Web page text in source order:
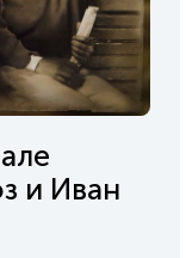
и Иван